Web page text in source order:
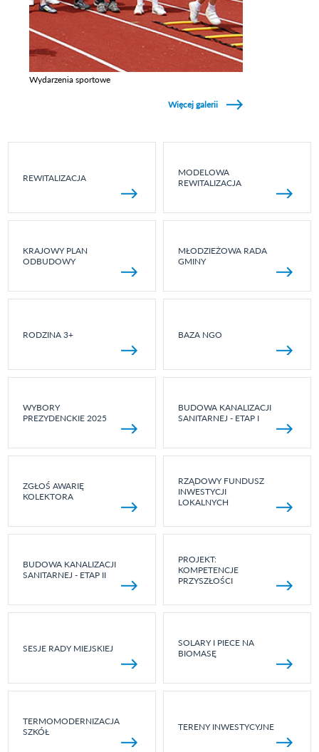
Wydarzenia sportowe
Więcej galerii
REWITALIZACJA
MODELOWA
REWITALIZACJA
KRAJOWY PLAN
ODBUDOWY
MŁODZIEŻOWA RADA
GMINY
RODZINA 3+ BAZA NGO
WYBORY
PREZYDENCKIE 2025
BUDOWA KANALIZACJI
SANITARNEJ - ETAP I
ZGŁOŚ AWARIĘ
KOLEKTORA
RZĄDOWY FUNDUSZ
INWESTYCJI
LOKALNYCH
BUDOWA KANALIZACJI
SANITARNEJ - ETAP II
PROJEKT:
KOMPETENCJE
PRZYSZŁOŚCI
SESJE RADY MIEJSKIEJ
SOLARY I PIECE NA
BIOMASĘ
TERMOMODERNIZACJA
SZKÓŁ
TERENY INWESTYCYJNE